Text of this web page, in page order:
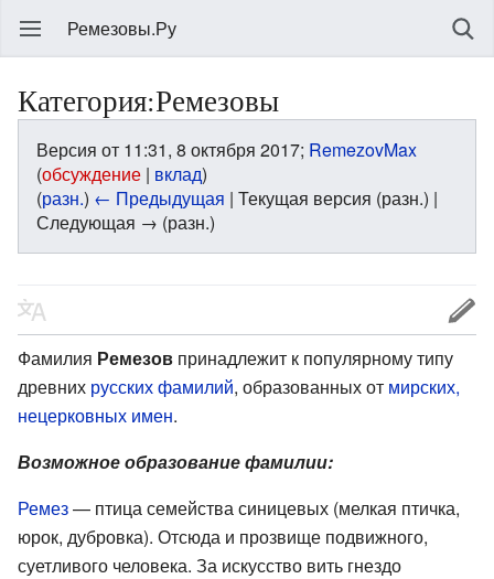
Ремезовы.Ру
Категория:Ремезовы
Версия от 11:31, 8 октября 2017; RemezovMax
(обсуждение | вклад)
(разн.) ← Предыдущая | Текущая версия (разн.) |
Следующая → (разн.)
Фамилия Ремезов принадлежит к популярному типу
древних русских фамилий, образованных от мирских,
нецерковных имен.
Возможное образование фамилии:
Ремез— птица семейства синицевых (мелкая птичка,
юрок, дубровка). Отсюда и прозвище подвижного,
суетливого человека. За искусство вить гнездо